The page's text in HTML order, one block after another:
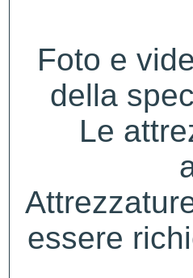
Foto e
della
Le
essere